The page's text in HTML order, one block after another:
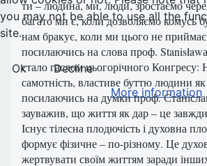
ти – людина, ми, люди, зростаємо
багато ми є, коли дозволяємо комусь
нам бракує, коли ми цього не
посилаючись на слова проф.
стало гаслом цьогорічного
самотність, властиве буттю людини як
посилаючись на думки проф.
зауважив, що життя як дар – це
Існує тілесна плодючість і духовна
формує фізичне – по-різному. Це
жертвувати своїм життям заради
you may not be able to use all the
site.
Ok
Decline
More information